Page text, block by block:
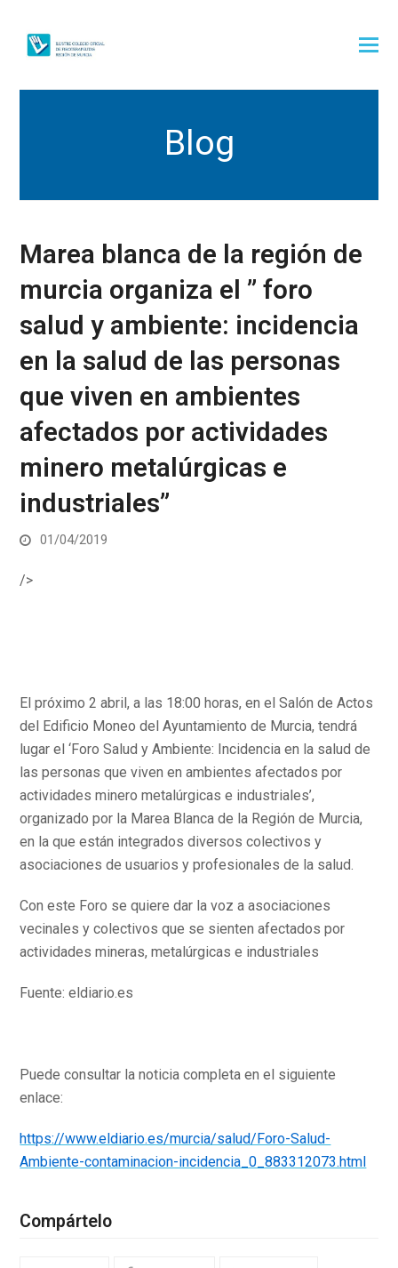
Blog
Marea blanca de la región de
murcia organiza el ” foro
salud y ambiente: incidencia
en la salud de las personas
que viven en ambientes
afectados por actividades
minero metalúrgicas e
industriales”
01/04/2019
/>
El próximo 2 abril, a las 18:00 horas, en el Salón de Actos
del Edificio Moneo del Ayuntamiento de Murcia, tendrá
lugar el ‘Foro Salud y Ambiente: Incidencia en la salud de
las personas que viven en ambientes afectados por
actividades minero metalúrgicas e industriales’,
organizado por la Marea Blanca de la Región de Murcia,
en la que están integrados diversos colectivos y
asociaciones de usuarios y profesionales de la salud.
Con este Foro se quiere dar la voz a asociaciones
vecinales y colectivos que se sienten afectados por
actividades mineras, metalúrgicas e industriales
Fuente: eldiario.es
Puede consultar la noticia completa en el siguiente
enlace:
https://www.eldiario.es/murcia/salud/Foro-Salud-
Ambiente-contaminacion-incidencia_0_883312073.html
Compártelo